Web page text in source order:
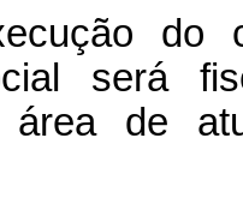
do
será
de